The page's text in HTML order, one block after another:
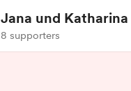
Jana und
8 supporters